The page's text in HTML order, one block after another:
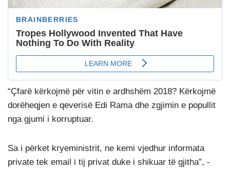
“Çfarë kërkojmë për vitin e ardhshëm 2018? Kërkojmë
dorëheqjen e qeverisë Edi Rama dhe zgjimin e popullit
nga gjumi i korruptuar.
Sa i përket kryeministrit, ne kemi vjedhur informata
private tek email i tij privat duke i shikuar të gjitha”, -